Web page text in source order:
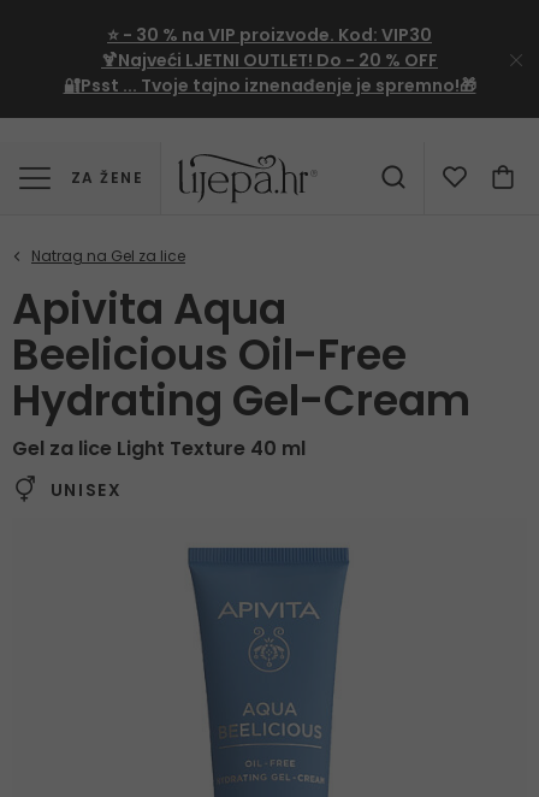
⭐ - 30 % na VIP proizvode. Kod: VIP30
🍹Najveći LJETNI OUTLET! Do - 20 % OFF
🔐Psst ... Tvoje tajno iznenađenje je spremno!🎁
ZA ŽENE
Apivita Aqua
Beelicious Oil-Free
Hydrating Gel-Cream
Gel za lice Light Texture 40 ml
UNISEX